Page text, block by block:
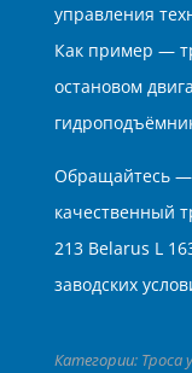
управления
Как пример —
остановом
Обращайтесь
качественный
213 Belarus L
заводских
Категории: Троса